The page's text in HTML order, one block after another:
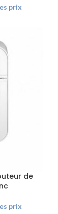
prix
de
prix